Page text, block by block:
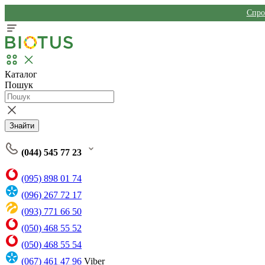
Каталог
Пошук
Знайти
(044) 545 77 23
(095) 898 01 74
(096) 267 72 17
(093) 771 66 50
(050) 468 55 52
(050) 468 55 54
(067) 461 47 96 Viber